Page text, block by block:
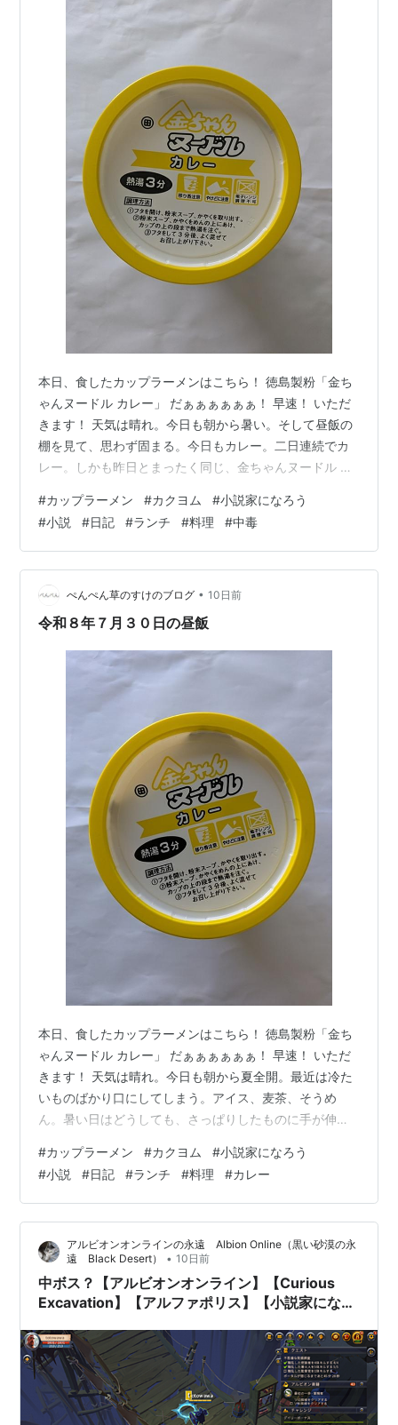
本日、食したカップラーメンはこちら！ 徳島製粉「金ち
ゃんヌードル カレー」 だぁぁぁぁぁぁ！ 早速！ いただ
きます！ 天気は晴れ。今日も朝から暑い。そして昼飯の
棚を見て、思わず固まる。今日もカレー。二日連続でカ
レー。しかも昨日とまったく同じ、金ちゃんヌードル カ
ものの、気づけばお湯を沸かしていた。人間、好きなも
のには抗えないらしい。 そんなわけで今日も手に取った
のは 徳島製粉「金ちゃんヌードル カレー」。 フタを開
けると、昨日と変わらぬスパイスの香り。湯を注ぎ、数
分。スープをひと口飲めば、やっぱりこのまろやかなカ
レーのコクがうまい。辛さは控えめ…
#カップラーメン #カクヨム #小説家になろう
#小説 #日記 #ランチ #料理 #中毒
ぺんぺん草のすけのブログ • 10日前
令和８年７月３０日の昼飯
本日、食したカップラーメンはこちら！ 徳島製粉「金ち
ゃんヌードル カレー」 だぁぁぁぁぁぁ！ 早速！ いただ
きます！ 天気は晴れ。今日も朝から夏全開。最近は冷た
いものばかり口にしてしまう。アイス、麦茶、そうめ
ん。暑い日はどうしても、さっぱりしたものに手が伸び
にこそカレー！」という言葉には、妙な説得力がある。
そんなことを考えながら湯を沸かし、手に取ったのは 徳
島製粉「金ちゃんヌードル カレー」。 フタを開けると、
スパイスの香りが一気に広がる。湯を注ぎ、数分。スー
プをひと口飲めば、まろやかなカレーのコクにほどよい
スパイス感。辛すぎないので飲みや…
#カップラーメン #カクヨム #小説家になろう
#小説 #日記 #ランチ #料理 #カレー
アルビオンオンラインの永遠 Albion Online（黒い砂漠の永
遠 Black Desert）
• 10日前
中ボス？【アルビオンオンライン】【Curious
Excavation】【アルファポリス】【小説家になろ